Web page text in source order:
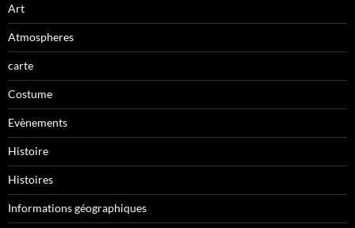
Art
Atmospheres
carte
Costume
Evènements
Histoire
Histoires
Informations géographiques